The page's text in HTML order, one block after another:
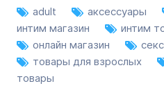
adult аксессуары
интим магазин
интим
онлайн магазин
товары для взрослых
товары